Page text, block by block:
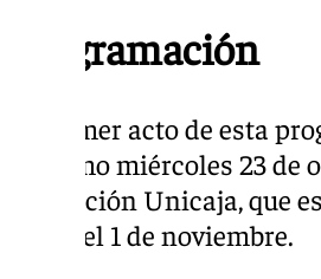
Programación
El primer acto de esta
próximo miércoles 23
Fundación Unicaja, que
hasta el 1 de noviembre.